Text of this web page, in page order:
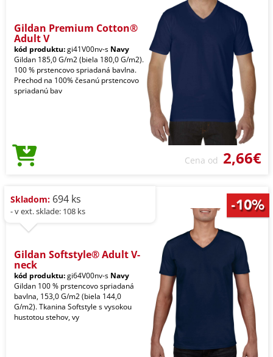
Gildan Premium Cotton®
Adult V
kód produktu:gi41V00nv-s Navy
Gildan 185,0 G/m2 (biela 180,0 G/m2).
100 % prstencovo spriadaná bavlna.
Prechod na 100% česanú prstencovo
spriadanú bav
Cena od 2,66€
Skladom: 694 ks
- v ext. sklade: 108 ks
Gildan Softstyle® Adult V-
neck
kód produktu:gi64V00nv-s Navy
Gildan 100 % prstencovo spriadaná
bavlna, 153,0 G/m2 (biela 144,0
G/m2). Tkanina Softstyle s vysokou
hustotou stehov, vy